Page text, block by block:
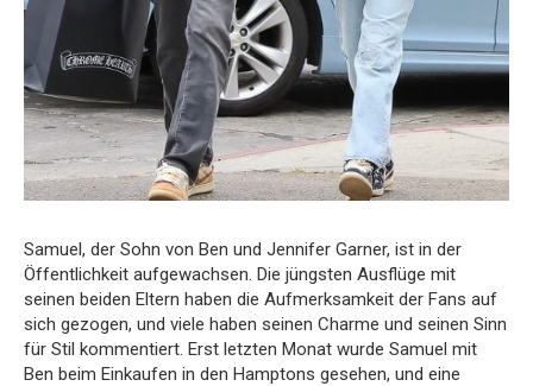
Samuel, der Sohn von Ben und Jennifer Garner, ist in der
Öffentlichkeit aufgewachsen. Die jüngsten Ausflüge mit
seinen beiden Eltern haben die Aufmerksamkeit der Fans auf
sich gezogen, und viele haben seinen Charme und seinen Sinn
für Stil kommentiert. Erst letzten Monat wurde Samuel mit
Ben beim Einkaufen in den Hamptons gesehen, und eine